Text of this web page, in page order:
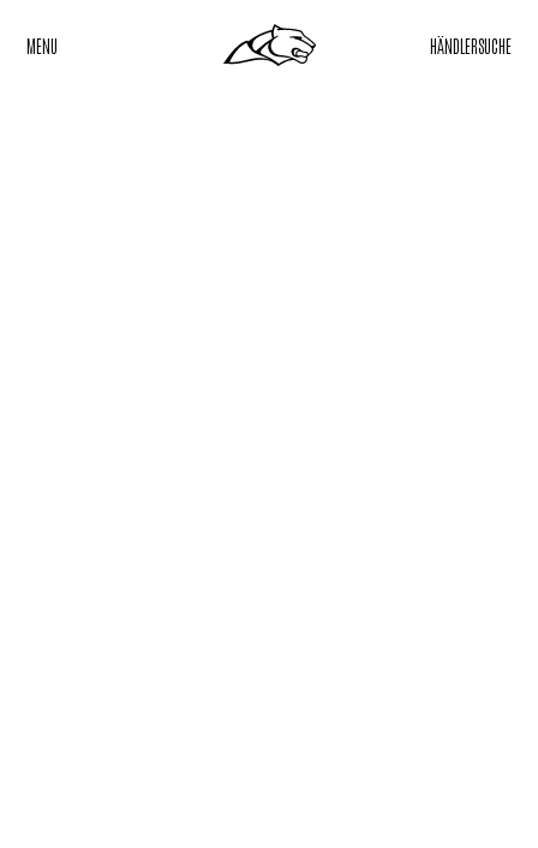
MENU HÄNDLERSUCHE